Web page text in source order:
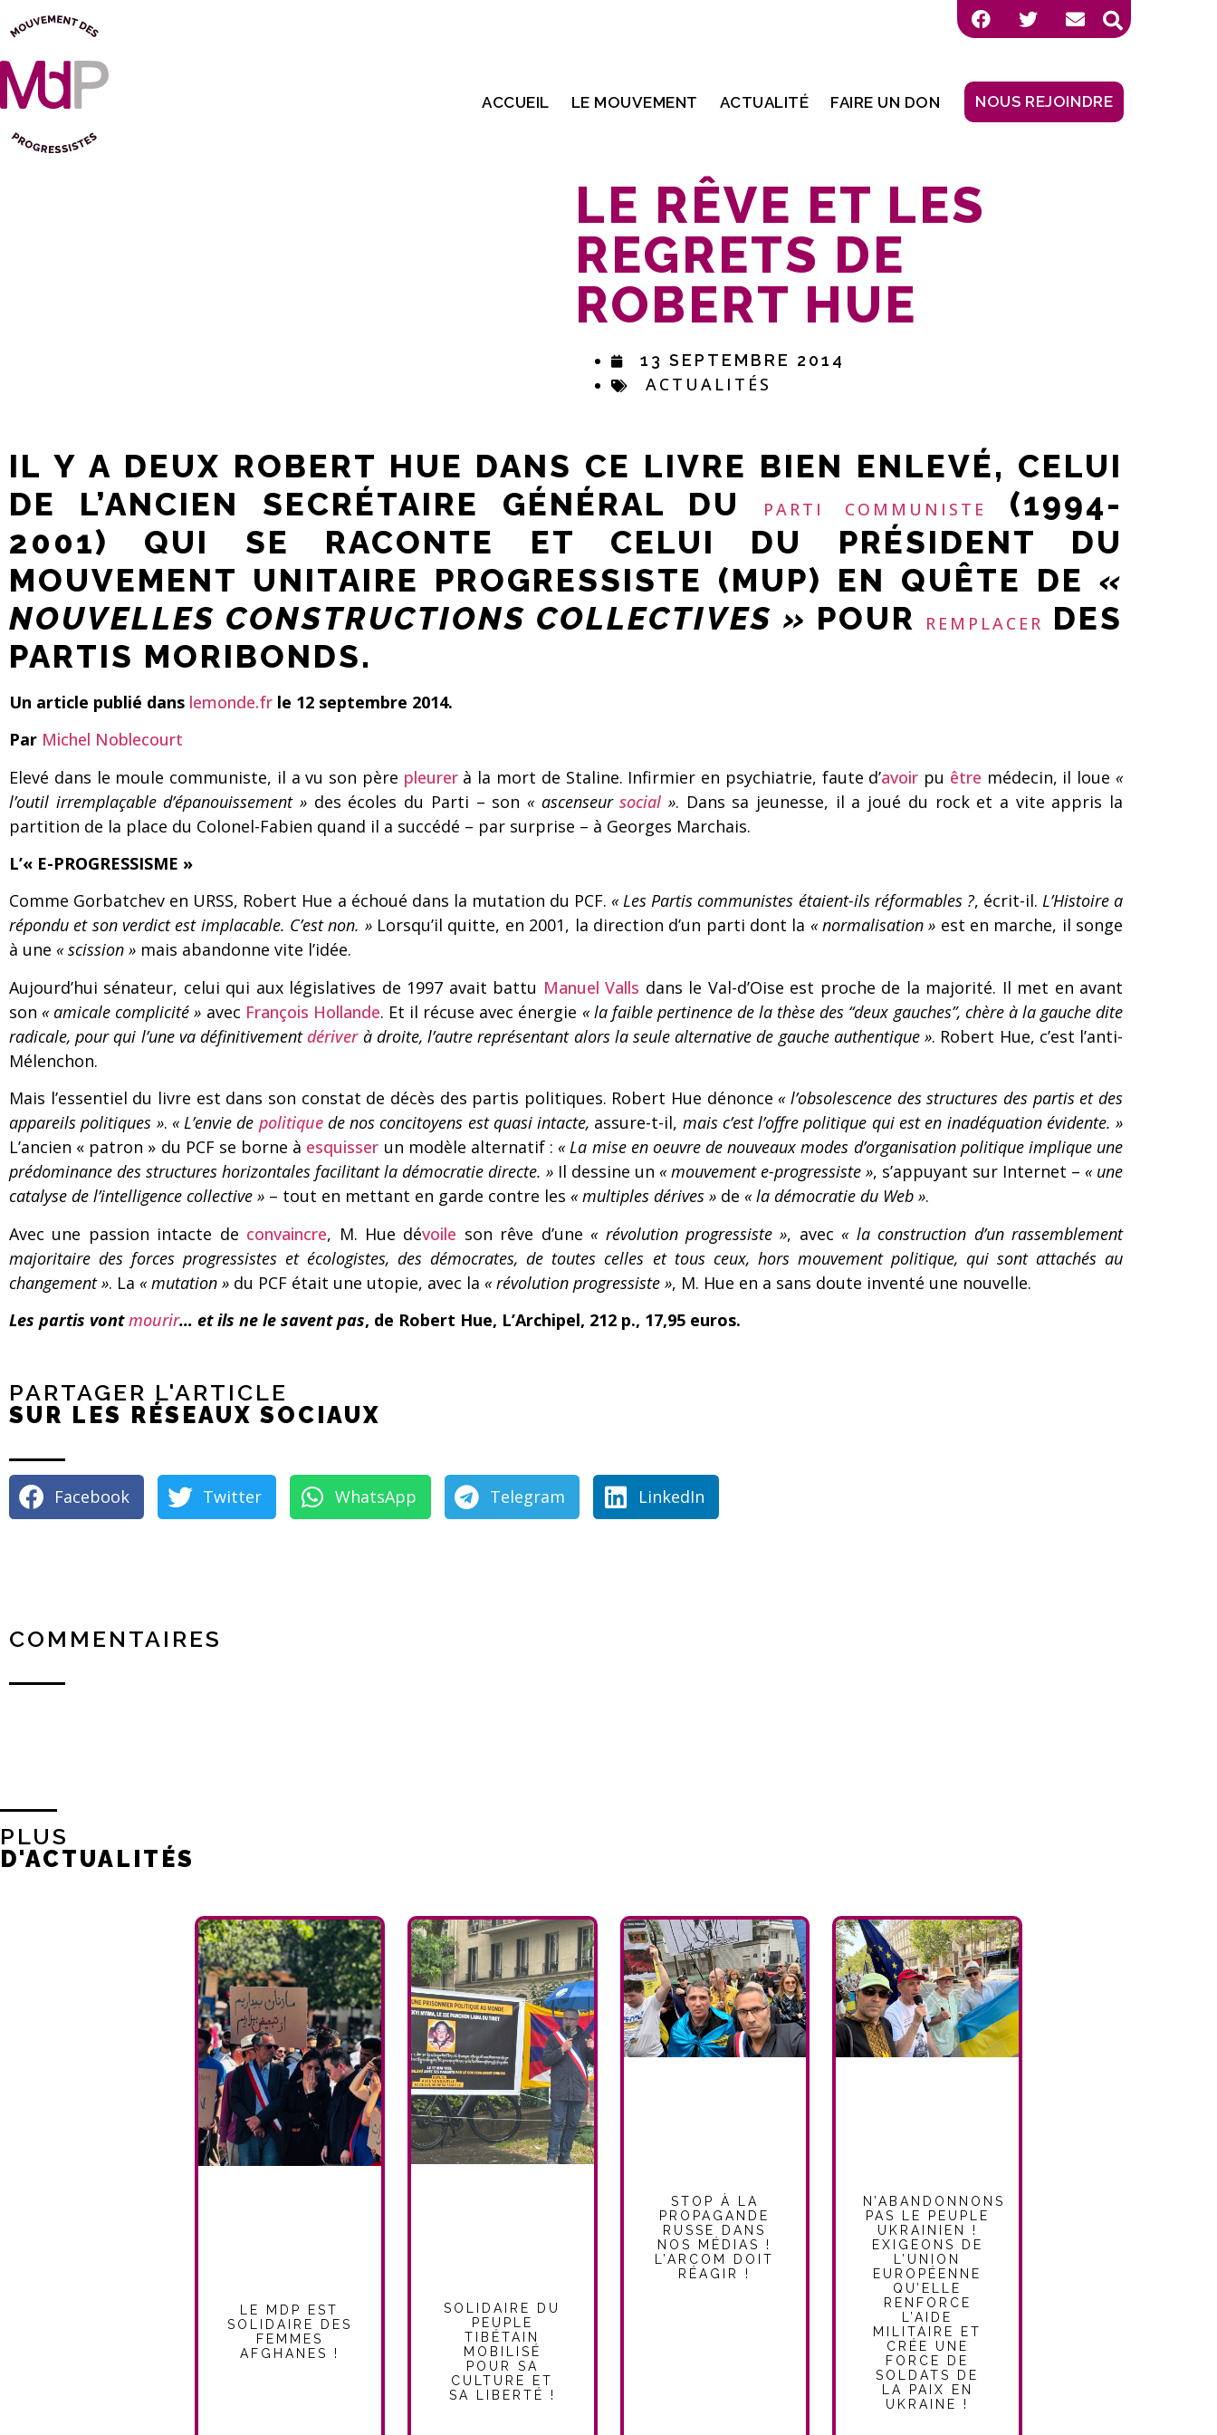
ACCUEIL LE MOUVEMENT ACTUALITÉ FAIRE UN DON NOUS REJOINDRE
LE RÊVE ET LES
REGRETS DE
ROBERT HUE
13 SEPTEMBRE 2014
ACTUALITÉS
IL Y A DEUX ROBERT HUE DANS CE LIVRE BIEN ENLEVÉ, CELUI
DE L’ANCIEN SECRÉTAIRE GÉNÉRAL DU
PARTI COMMUNISTE
(1994-
2001) QUI SE RACONTE ET CELUI DU PRÉSIDENT DU
MOUVEMENT UNITAIRE PROGRESSISTE (MUP) EN QUÊTE DE «
NOUVELLES CONSTRUCTIONS COLLECTIVES » POUR REMPLACER
DES
PARTIS MORIBONDS.
Un article publié dans lemonde.fr le 12 septembre 2014.
Par Michel Noblecourt
Elevé dans le moule communiste, il a vu son père pleurerà la mort de Staline. Infirmier en psychiatrie, faute d’avoir pu être médecin, il loue«
l’outil irremplaçable d’épanouissement » des écoles du Parti – son « ascenseursocial ». Dans sa jeunesse, il a joué du rock et a vite appris la
partition de la place du Colonel-Fabien quand il a succédé – par surprise – à Georges Marchais.
L’« E-PROGRESSISME »
Comme Gorbatchev en URSS, Robert Hue a échoué dans la mutation du PCF.« Les Partis communistes étaient-ils réformables ?, écrit-il. L’Histoire a
répondu et son verdict est implacable. C’est non. »Lorsqu’il quitte, en 2001, la direction d’un parti dont la « normalisation » est en marche, il songe
à une « scission » mais abandonne vite l’idée.
Aujourd’hui sénateur, celui qui aux législatives de 1997 avait battu Manuel Valls dans le Val-d’Oise est proche de la majorité. Il met en avant
son« amicale complicité » avec François Hollande. Et il récuse avec énergie « la faible pertinence de la thèse des “deux gauches”, chère à la gauche dite
radicale, pour qui l’une va définitivementdériverà droite, l’autre représentant alors la seule alternative de gauche authentique ». Robert Hue, c’est l’anti-
Mélenchon.
Mais l’essentiel du livre est dans son constat de décès des partis politiques. Robert Hue dénonce« l’obsolescence des structures des partis et des
appareils politiques ». « L’envie de politiquede nos concitoyens est quasi intacte, assure-t-il, mais c’est l’offre politique qui est en inadéquation évidente. »
L’ancien « patron » du PCF se borne à esquisser un modèle alternatif :« La mise en oeuvre de nouveaux modes d’organisation politique implique une
prédominance des structures horizontales facilitant la démocratie directe. » Il dessine un « mouvement e-progressiste », s’appuyant sur Internet – « une
catalyse de l’intelligence collective » – tout en mettant en garde contre les « multiples dérives » de « la démocratie du Web ».
Avec une passion intacte de convaincre, M. Hue dévoile son rêve d’une« révolution progressiste », avec« la construction d’un rassemblement
majoritaire des forces progressistes et écologistes, des démocrates, de toutes celles et tous ceux, hors mouvement politique, qui sont attachés au
changement ». La « mutation » du PCF était une utopie, avec la « révolution progressiste », M. Hue en a sans doute inventé une nouvelle.
Les partis vontmourir… et ils ne le savent pas, de Robert Hue, L’Archipel, 212 p., 17,95 euros.
PARTAGER L'ARTICLE
SUR LES RÉSEAUX SOCIAUX
Facebook Twitter WhatsApp Telegram LinkedIn
COMMENTAIRES
PLUS
D'ACTUALITÉS
LE MDP EST
SOLIDAIRE DES
FEMMES
AFGHANES !
SOLIDAIRE DU
PEUPLE
TIBÉTAIN
MOBILISÉ
POUR SA
CULTURE ET
SA LIBERTÉ !
STOP À LA
PROPAGANDE
RUSSE DANS
NOS MÉDIAS !
L’ARCOM DOIT
RÉAGIR !
N’ABANDONNONS
PAS LE PEUPLE
UKRAINIEN !
EXIGEONS DE
L’UNION
EUROPÉENNE
QU’ELLE
RENFORCE
L’AIDE
MILITAIRE ET
CRÉE UNE
FORCE DE
SOLDATS DE
LA PAIX EN
UKRAINE !